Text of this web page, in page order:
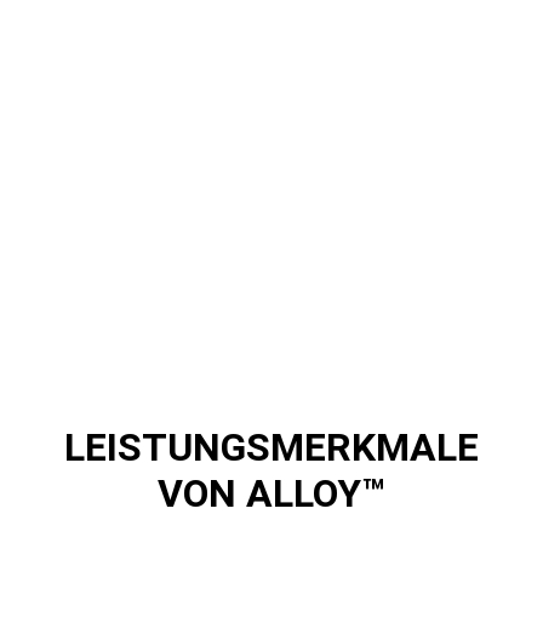
LEISTUNGSMERKMALE
VON ALLOY™